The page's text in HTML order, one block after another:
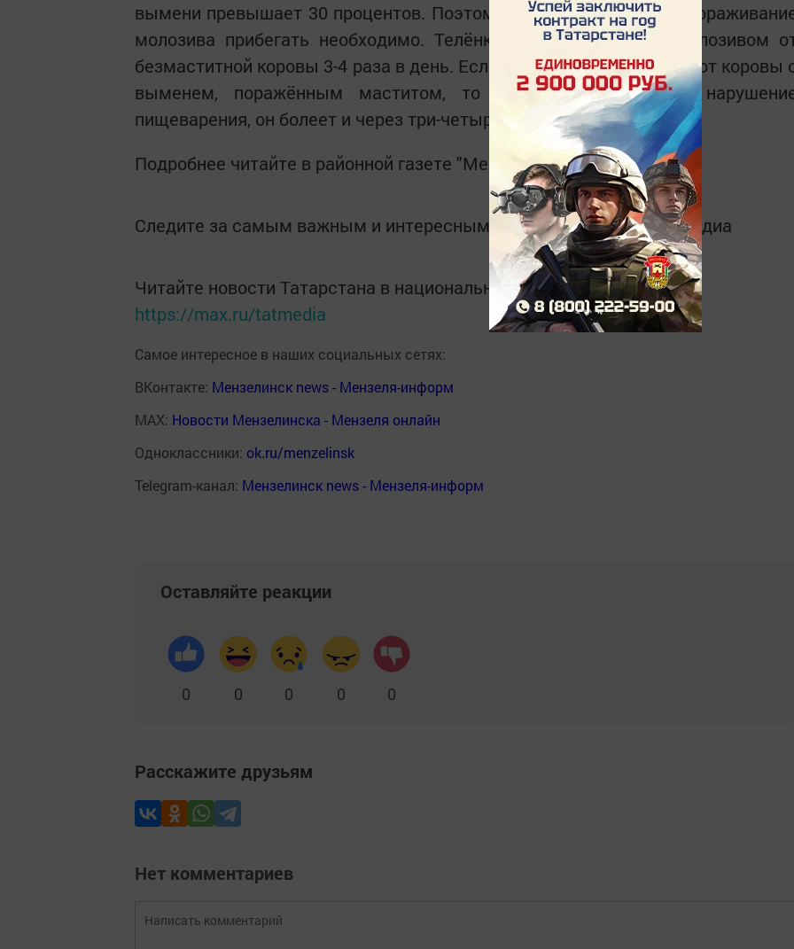
вымени превышает 30 процентов. Поэтому к такой мере, как
молозива прибегать необходимо. Телёнка нужно выпаивать молозивом
безмаститной коровы 3-4 раза в день. Если же выпаивать телёнка от коровы
выменем, поражённым маститом, то у телёнка случается
пищеварения, он болеет и через три-четыре дня погибает.
Подробнее читайте в районной газете "Мензеля"-"Минзәлә"!
Следите за самым важным и интересным в Telegram-каналеТатмедиа
Читайте новости Татарстана в национальном мессенджере MАХ:
https://max.ru/tatmedia
Самое интересное в наших социальных сетях:
ВКонтакте: Мензелинск news - Мензеля-информ
MAX: Новости Мензелинска - Мензеля онлайн
Одноклассники: ok.ru/menzelinsk
Telegram-канал: Мензелинск news - Мензеля-информ
Оставляйте реакции
0 0 0 0 0
Расскажите друзьям
Нет комментариев